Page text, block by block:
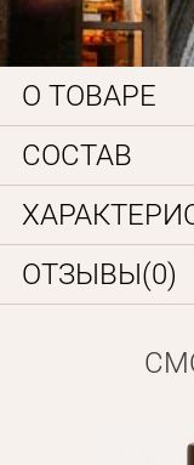
О ТОВАРЕ
СОСТАВ
ОТЗЫВЫ(0)
Личные данные
Вам на почту